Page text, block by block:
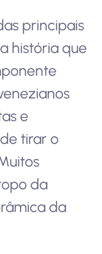
principais
história que
e
tirar o
da
da